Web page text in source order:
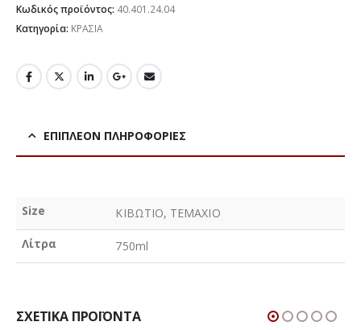
Κωδικός προϊόντος: 40.401.24.04
Κατηγορία: ΚΡΑΣΙΑ
ΕΠΙΠΛΈΟΝ ΠΛΗΡΟΦΟΡΊΕΣ
Size
ΚΙΒΩΤΙΟ, ΤΕΜΑΧΙΟ
Λίτρα
750ml
ΣΧΕΤΙΚΆ ΠΡΟΪΌΝΤΑ